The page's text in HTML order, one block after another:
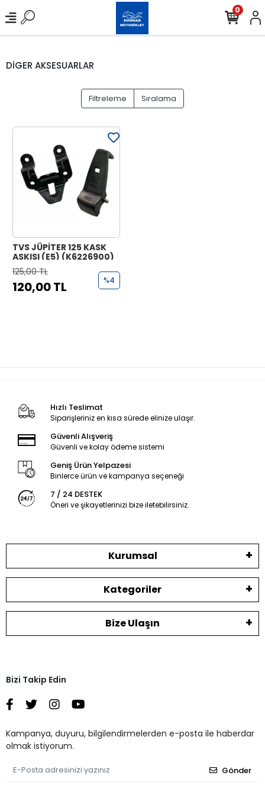
0
DİGER AKSESUARLAR
Filtreleme Sıralama
TVS JÜPİTER 125 KASK
ASKISI (E5) (K6226900)
125,00 TL
120,00 TL %4
Hızlı Teslimat
Siparişleriniz en kısa sürede elinize ulaşır.
Güvenli Alışveriş
Güvenli ve kolay ödeme sistemi
Geniş Ürün Yelpazesi
Binlerce ürün ve kampanya seçeneği
7 / 24 DESTEK
Öneri ve şikayetlerinizi bize iletebilirsiniz.
Kurumsal
Kategoriler
Bize Ulaşın
Bizi Takip Edin
Kampanya, duyuru, bilgilendirmelerden e-posta ile haberdar
olmak istiyorum.
Gönder